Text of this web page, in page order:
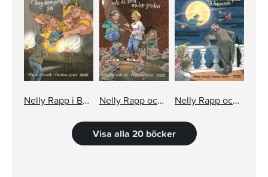
Nelly Rapp i Bergakungens sal Nelly Rapp och de små under jorden Nelly Rapp och häxornas natt
Visa alla 20 böcker